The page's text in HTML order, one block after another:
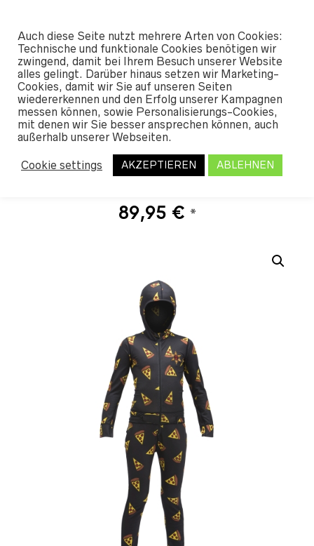
START/ SHOP/OUTERWEAR/BASE
LAYER/ AIRBLASTER YOUTH NINJA SUIT
PIZZA 2021
Airblaster Youth Ninja
Suit Pizza 2021
89,95 € *
Auch diese Seite nutzt mehrere Arten von Cookies:
Technische und funktionale Cookies benötigen wir
zwingend, damit bei Ihrem Besuch unserer Website
alles gelingt. Darüber hinaus setzen wir Marketing-
Cookies, damit wir Sie auf unseren Seiten
wiedererkennen und den Erfolg unserer Kampagnen
messen können, sowie Personalisierungs-Cookies,
mit denen wir Sie besser ansprechen können, auch
außerhalb unserer Webseiten.
Cookie settings AKZEPTIEREN ABLEHNEN